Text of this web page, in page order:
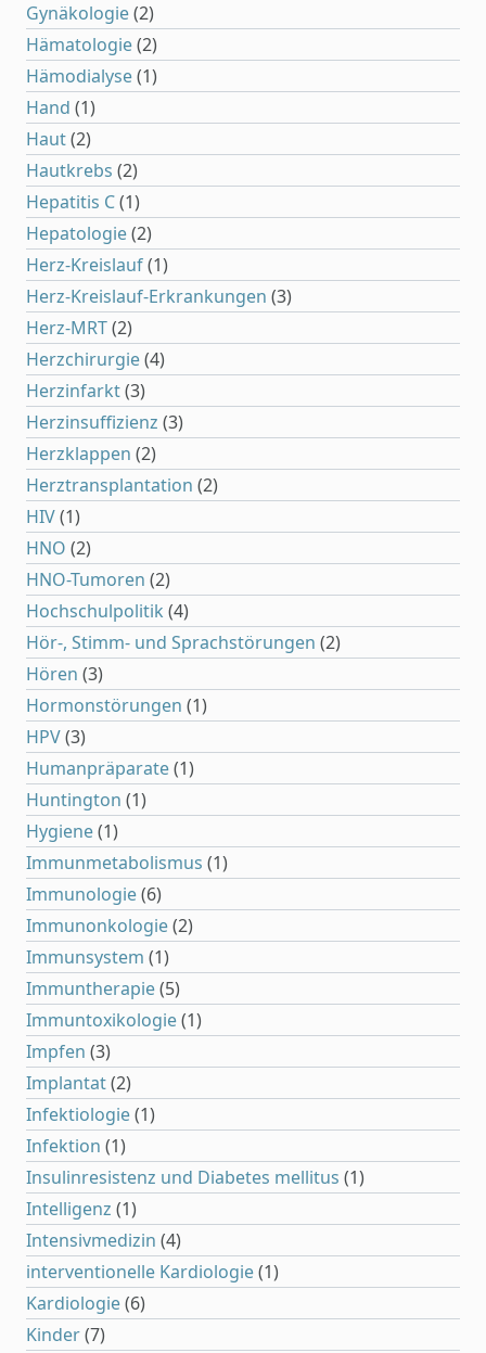
Gynäkologie(2)
Hämatologie(2)
Hämodialyse(1)
Hand (1)
Haut(2)
Hautkrebs (2)
Hepatitis C(1)
Hepatologie(2)
Herz-Kreislauf(1)
Herz-Kreislauf-Erkrankungen (3)
Herz-MRT(2)
Herzchirurgie(4)
Herzinfarkt(3)
Herzinsuffizienz (3)
Herzklappen (2)
Herztransplantation (2)
HIV(1)
HNO (2)
HNO-Tumoren (2)
Hochschulpolitik (4)
Hör-, Stimm- und Sprachstörungen (2)
Hören (3)
Hormonstörungen (1)
HPV(3)
Humanpräparate(1)
Huntington (1)
Hygiene(1)
Immunmetabolismus (1)
Immunologie(6)
Immunonkologie(2)
Immunsystem (1)
Immuntherapie(5)
Immuntoxikologie(1)
Impfen (3)
Implantat(2)
Infektiologie(1)
Infektion (1)
Insulinresistenz und Diabetes mellitus (1)
Intelligenz (1)
Intensivmedizin (4)
interventionelle Kardiologie(1)
Kardiologie(6)
Kinder(7)